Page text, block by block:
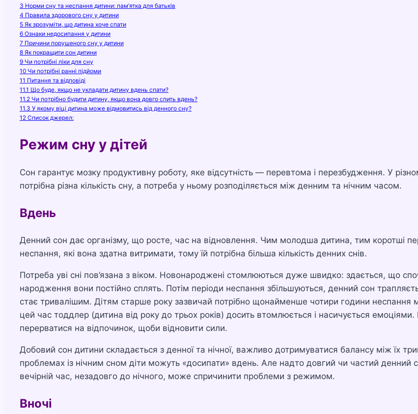
3 Норми сну та неспання дитини: пам’ятка для батьків
4 Правила здорового сну у дитини
5 Як зрозуміти, що дитина хоче спати
6 Ознаки недосипання у дитини
7 Причини порушеного сну у дитини
8 Як покращити сон дитини
9 Чи потрібні ліки для сну
10 Чи потрібні ранні підйоми
11 Питання та відповіді
11.1 Що буде, якщо не укладати дитину вдень спати?
11.2 Чи потрібно будити дитину, якщо вона довго спить вдень?
11.3 У якому віці дитина може відмовитись від денного сну?
12 Список джерел:
Режим сну у дітей
Сон гарантує мозку продуктивну роботу, яке відсутність — перевтома і перезбудження. У
потрібна різна кількість сну, а потреба у ньому розподіляється між денним та нічним часом.
Вдень
Денний сон дає організму, що росте, час на відновлення. Чим молодша дитина, тим коротші
неспання, які вона здатна витримати, тому їй потрібна більша кількість денних снів.
Потреба уві сні пов’язана з віком. Новонароджені стомлюються дуже швидко: здається, що
народження вони постійно сплять. Потім періоди неспання збільшуються, денний сон
стає тривалішим. Дітям старше року зазвичай потрібно щонайменше чотири години неспання
цей час тоддлер (дитина від року до трьох років) досить втомлюється і насичується емоціями.
перерватися на відпочинок, щоби відновити сили.
Добовий сон дитини складається з денної та нічної, важливо дотримуватися балансу між їх
проблемах із нічним сном діти можуть «досипати» вдень. Але надто довгий чи частий денний
вечірній час, незадовго до нічного, може спричинити проблеми з режимом.
Вночі